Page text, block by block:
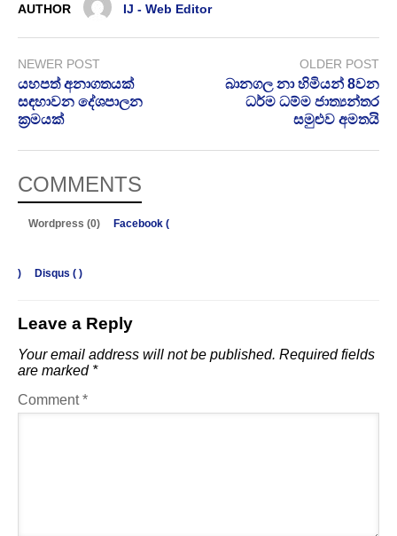
AUTHOR IJ - Web Editor
NEWER POST
යහපත් අනාගතයක්
සඳහාවන දේශපාලන
ක්‍රමයක්
OLDER POST
බානගල නා හිමියන් 8වන
ධර්ම ධම්ම ජාත්‍යන්තර
සමුළුව අමතයි
COMMENTS
Wordpress (0) Facebook (
) Disqus ( )
Leave a Reply
Your email address will not be published. Required fields
are marked *
Comment*